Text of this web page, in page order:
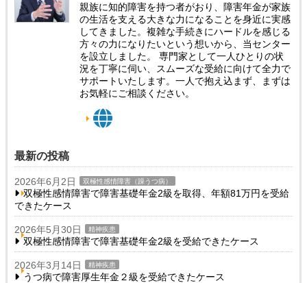
親族に知的障害を持つ者がおり、障害年金が家族
の生活を支える大きな力になることを身近に実感
してきました。複雑な手続きにハードルを感じる
方々の力になりたいという想いから、当センター
を設立しました。 専門家として一人ひとりの状
況を丁寧に伺い、スムーズな受給に向けて全力で
サポートいたします。一人で抱え込まず、まずは
お気軽にご相談ください。
最新の投稿
2026年6月2日 双極性感情障害（躁うつ病）
双極性感情障害で障害基礎年金2級を取得、年額81万円を受給
できたケース
2026年5月30日 精神疾患
双極性感情障害で障害基礎年金2級を受給できたケース
2026年3月14日 精神疾患
うつ病で障害厚生年金２級を受給できたケース